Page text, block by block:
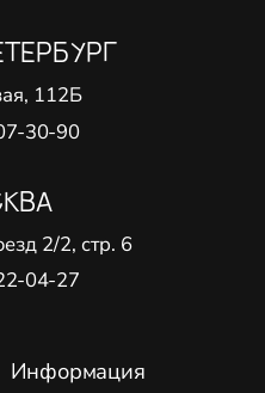
Информация
112Б
30-90
2/2, стр. 6
04-27